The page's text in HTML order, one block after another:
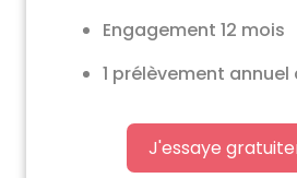
Engagement 12 mois
1 prélèvement annuel
J'essaye